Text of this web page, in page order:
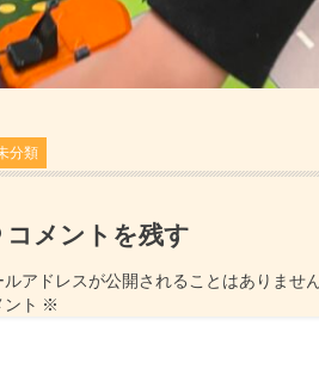
分類
コメントを残す
ルアドレスが公開されることはありません
ント ※